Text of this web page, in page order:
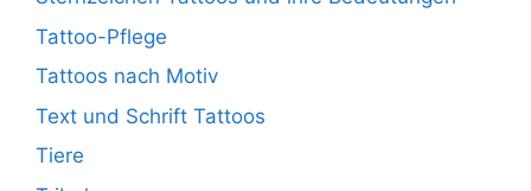
Tattoo-Pflege
Tattoos nach Motiv
Text und Schrift Tattoos
Tiere